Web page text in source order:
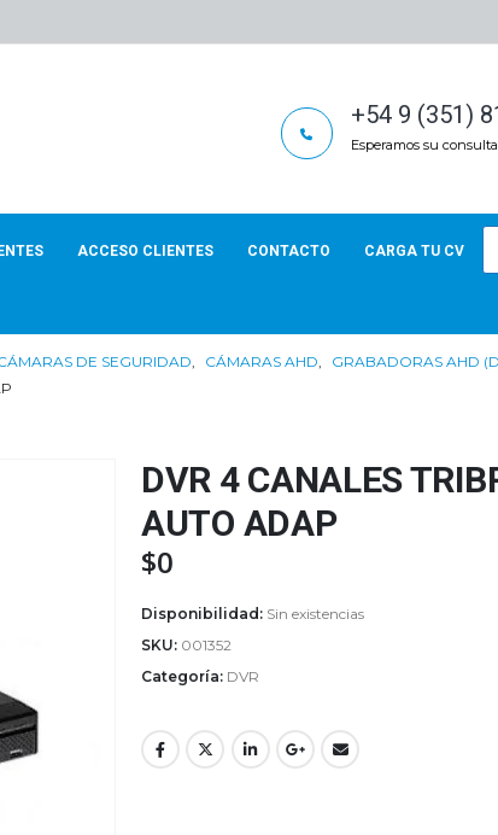
+54 9 (351)
Esperamos su consulta
ACCESO CLIENTES CONTACTO CARGA TU CV
DE SEGURIDAD, CÁMARAS AHD, GRABADORAS AHD
DVR 4 CANALES
AUTO ADAP
$0
Disponibilidad: Sin existencias
SKU: 001352
Categoría: DVR